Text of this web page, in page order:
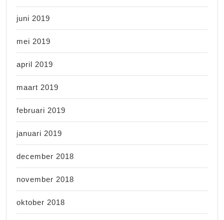
juni 2019
mei 2019
april 2019
maart 2019
februari 2019
januari 2019
december 2018
november 2018
oktober 2018